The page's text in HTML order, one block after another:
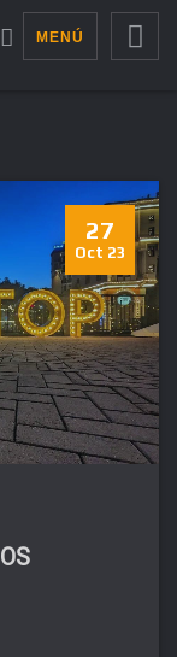
MENÚ
27
Oct 23